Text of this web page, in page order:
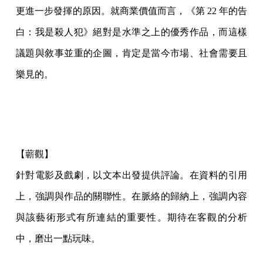
更進一步發揮的原因。就商業價值而言，《第 22 年的告
白：我是殺人犯》絕對是水準之上的優秀作品，而這樣
議題與敘事並重的企圖，肯定是當今市場、社會需要且
樂見的。
【蘄觀】
針對電影及戲劇，以文本出發提供評論。在資料的引用
上，強調與作品的關聯性。在脈絡的歸納上，強調內容
與該藝術形式有所連結的重要性。期待在客觀的分析
中，磨出一點玩味。